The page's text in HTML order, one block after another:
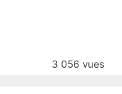
3 056 vues